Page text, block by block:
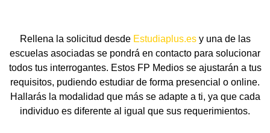
Rellena la solicitud desde Estudiaplus.esy una de las
escuelas asociadas se pondrá en contacto para solucionar
todos tus interrogantes. Estos FP Medios se ajustarán a tus
requisitos, pudiendo estudiar de forma presencial o online.
Hallarás la modalidad que más se adapte a ti, ya que cada
individuo es diferente al igual que sus requerimientos.